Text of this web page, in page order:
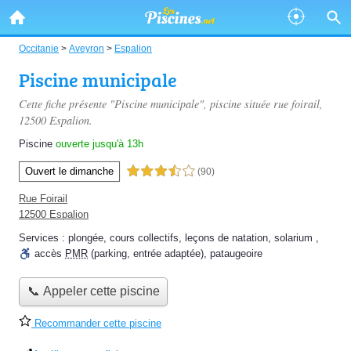
Occitanie > Aveyron > Espalion
Piscine municipale
Cette fiche présente "Piscine municipale", piscine située rue foirail,
12500 Espalion.
Piscine ouverte jusqu'à 13h
Ouvert le dimanche 3,5 étoiles sur 5 (90)
Rue Foirail
12500 Espalion
Services : plongée, cours collectifs, leçons de natation, solarium ,
accès PMR (parking, entrée adaptée), pataugeoire
📞 Appeler cette piscine
Recommander cette piscine